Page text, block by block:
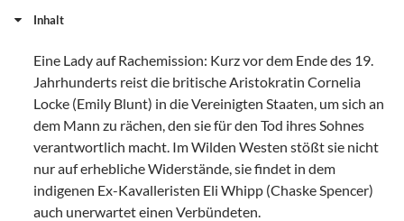
Inhalt
Eine Lady auf Rachemission: Kurz vor dem Ende des 19.
Jahrhunderts reist die britische Aristokratin Cornelia
Locke (Emily Blunt) in die Vereinigten Staaten, um sich an
dem Mann zu rächen, den sie für den Tod ihres Sohnes
verantwortlich macht. Im Wilden Westen stößt sie nicht
nur auf erhebliche Widerstände, sie findet in dem
indigenen Ex-Kavalleristen Eli Whipp (Chaske Spencer)
auch unerwartet einen Verbündeten.